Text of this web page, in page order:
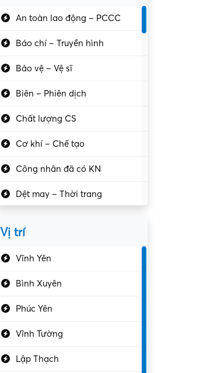
An toàn lao động – PCCC
Báo chí – Truyền hình
Bảo vệ – Vệ sĩ
Biên – Phiên dịch
Chất lượng CS
Cơ khí – Chế tạo
Công nhân đã có KN
Dệt may – Thời trang
Vị trí
Vĩnh Yên
Bình Xuyên
Phúc Yên
Vĩnh Tường
Lập Thạch